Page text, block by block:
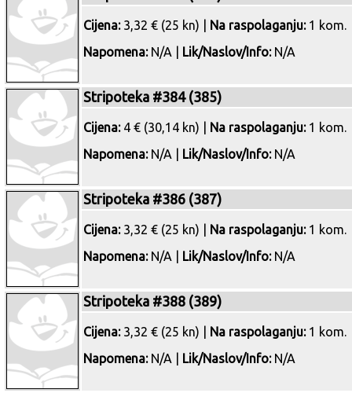
Cijena:3,32 € (25 kn) | Na raspolaganju:1 kom.
Napomena:N/A | Lik/Naslov/Info:N/A
Stripoteka #384 (385)
Cijena:4 € (30,14 kn) | Na raspolaganju:1 kom.
Napomena:N/A | Lik/Naslov/Info:N/A
Stripoteka #386 (387)
Cijena:3,32 € (25 kn) | Na raspolaganju:1 kom.
Napomena:N/A | Lik/Naslov/Info:N/A
Stripoteka #388 (389)
Cijena:3,32 € (25 kn) | Na raspolaganju:1 kom.
Napomena:N/A | Lik/Naslov/Info:N/A